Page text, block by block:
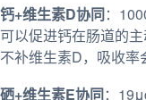
钙+维生素D协同：
可以促进钙在肠道的
不补维生素D，吸收率
硒+维生素E协同：